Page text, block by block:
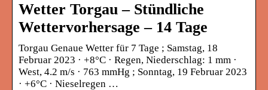
Wetter Torgau – Stündliche
Wettervorhersage – 14 Tage
Torgau Genaue Wetter für 7 Tage ; Samstag, 18
Februar 2023 · +8°C · Regen, Niederschlag: 1 mm ·
West, 4.2 m/s · 763 mmHg ; Sonntag, 19 Februar 2023
· +6°C · Nieselregen …